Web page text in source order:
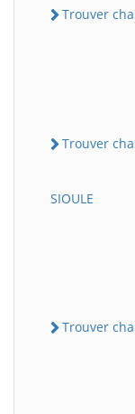
Trouver
Trouver
SIOULE
Trouver